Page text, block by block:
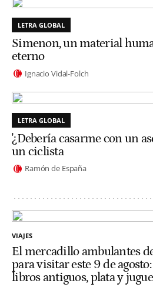
LETRA GLOBAL
Simenon, un material
eterno
Ignacio Vidal-Folch
LETRA GLOBAL
'¿Debería casarme con un
un ciclista
Ramón de España
VIAJES
El mercadillo ambulantes
para visitar este 9 de
libros antiguos, plata y